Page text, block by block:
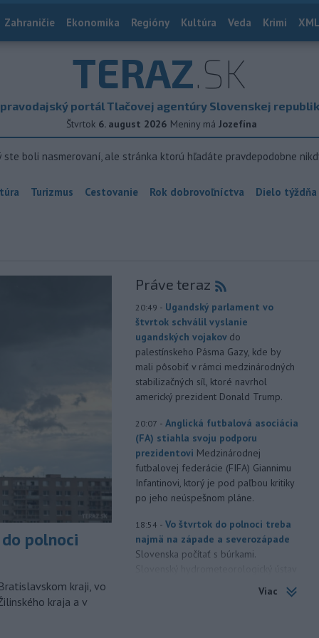
Zahraničie Ekonomika Regióny Kultúra Veda Krimi
TERAZ.SK
portál Tlačovej agentúry Slovenskej
Štvrtok 6. august 2026 Meniny má Jozefína
ste boli nasmerovaní, ale stránka ktorú hľadáte pravdepodobne
Turizmus Cestovanie Rok dobrovoľníctva Dielo týždňa
do polnoci
kraji, vo
kraja a v
Práve teraz
20:49 - Ugandský parlament vo
štvrtok schválil vyslanie
ugandských vojakov do
palestínskeho Pásma Gazy, kde by
mali pôsobiť v rámci medzinárodných
stabilizačných síl, ktoré navrhol
americký prezident Donald Trump.
20:07 - Anglická futbalová asociácia
(FA) stiahla svoju podporu
prezidentovi Medzinárodnej
futbalovej federácie (FIFA) Giannimu
Infantinovi, ktorý je pod paľbou kritiky
po jeho neúspešnom pláne.
18:54 - Vo štvrtok do polnoci treba
najmä na západe a severozápade
Slovenska počítať s búrkami.
(SHMÚ) vydal výstrahy prvého stupňa.
Platia aj v okresoch Snina a Sobrance.
Viac